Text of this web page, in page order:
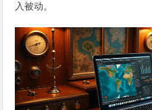
入被动。